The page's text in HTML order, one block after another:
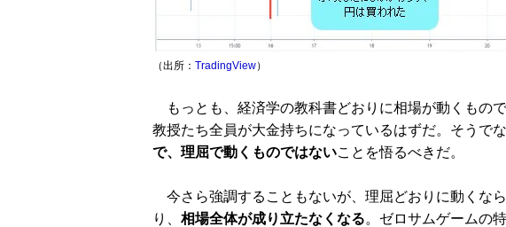
（出所： TradingView）
もっとも、経済学の教科書どおりに相場が動くもの
教授たち全員が大金持ちになっているはずだ。そうで
で、理屈で動くものではないことを悟るべきだ。
今さら強調することもないが、理屈どおりに動くな
り、 相場全体が成り立たなくなる。ゼロサムゲームの